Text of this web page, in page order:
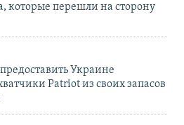
которые перешли на сторону
Украине
Patriot из своих запасов